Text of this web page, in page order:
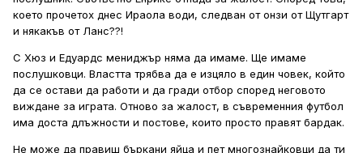
С две думи, мнението на уважаван от мен ютъбър е,
Ливърпул трябва да се цели в най-доброто и да потърси
услугите на Луис Енрике. Този пич Рори е фен на Челси,
но се отнася с респект към Ливърпул и всичко това личи
по думите му. Има огромен поглед по доста аспекти на
футбола и като история, и сегашни събития. Който има
познания по английски, ако има желание може да го
изгледа...
което прочетох днес Ираола води, следван от онзи от Щутгарт
и някакъв от Ланс??!
С Хюз и Едуардс мениджър няма да имаме. Ще имаме
послушковци. Властта трябва да е изцяло в един човек, който
да се остави да работи и да гради отбор според неговото
виждане за играта. Отново за жалост, в съвременния футбол
има доста длъжности и постове, които просто правят бардак.
Не може да правиш бъркани яйца и пет многознайковци да ти